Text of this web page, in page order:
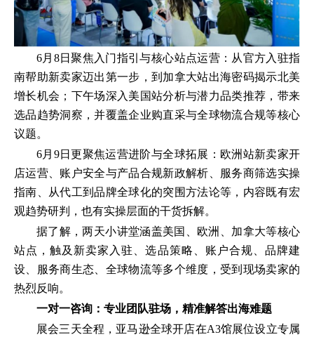
6月8日聚焦入门指引与核心站点运营：从官方入驻指
南帮助新卖家迈出第一步，到加拿大站出海密码揭示北美
增长机会；下午场深入美国站分析与潜力品类推荐，带来
选品趋势洞察，并覆盖企业购直采与全球物流合规等核心
议题。
6月9日更聚焦运营进阶与全球拓展：欧洲站新卖家开
店运营、账户安全与产品合规新政解析、服务商筛选实操
指南、从代工到品牌全球化的突围方法论等，内容既有宏
观趋势研判，也有实操层面的干货拆解。
据了解，两天小讲堂涵盖美国、欧洲、加拿大等核心
站点，触及新卖家入驻、选品策略、账户合规、品牌建
设、服务商生态、全球物流等多个维度，受到现场卖家的
热烈反响。
一对一咨询：专业团队驻场，精准解答出海难题
展会三天全程，亚马逊全球开店在A3馆展位设立专属